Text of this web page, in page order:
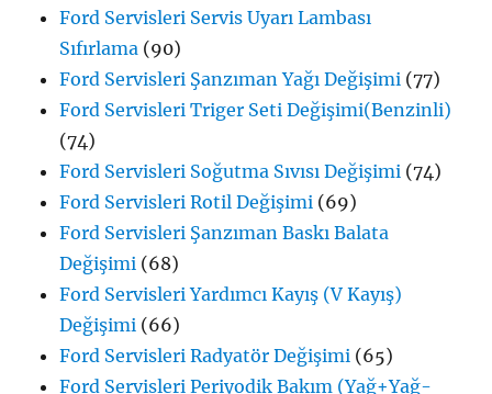
Ford Servisleri Servis Uyarı Lambası
Sıfırlama (90)
Ford Servisleri Şanzıman Yağı Değişimi (77)
Ford Servisleri Triger Seti Değişimi(Benzinli)
(74)
Ford Servisleri Soğutma Sıvısı Değişimi (74)
Ford Servisleri Rotil Değişimi (69)
Ford Servisleri Şanzıman Baskı Balata
Değişimi (68)
Ford Servisleri Yardımcı Kayış (V Kayış)
Değişimi (66)
Ford Servisleri Radyatör Değişimi (65)
Ford Servisleri Periyodik Bakım (Yağ+Yağ-